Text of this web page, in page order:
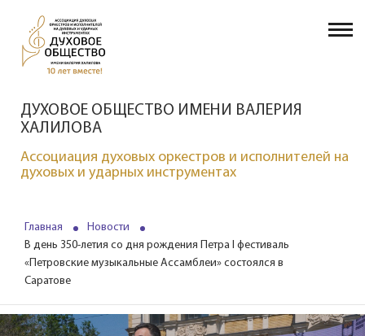
ДУХОВОЕ ОБЩЕСТВО ИМЕНИ ВАЛЕРИЯ
ХАЛИЛОВА
Ассоциация духовых оркестров и исполнителей на
духовых и ударных инструментах
Главная
Новости
В день 350-летия со дня рождения Петра I фестиваль
«Петровские музыкальные Ассамблеи» состоялся в
Саратове